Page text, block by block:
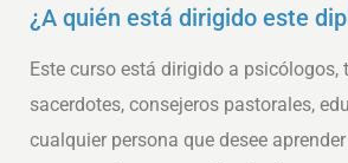
¿A quién está dirigido este
Este curso está dirigido a psicólogos,
sacerdotes, consejeros pastorales,
cualquier persona que desee